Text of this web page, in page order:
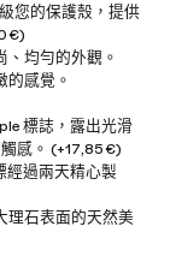
您的保護殼，提供
€)
均勻的外觀。
感覺。
標誌，露出光滑
感。 (+17,85€)
經過兩天精心製
理石表面的天然美